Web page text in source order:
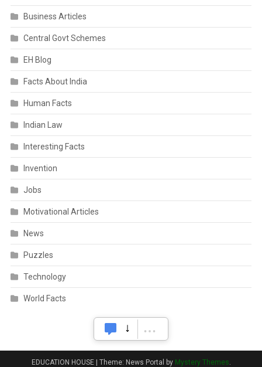
Business Articles
Central Govt Schemes
EH Blog
Facts About India
Human Facts
Indian Law
Interesting Facts
Invention
Jobs
Motivational Articles
News
Puzzles
Technology
World Facts
EDUCATION HOUSE | Theme: News Portal by Mystery Themes